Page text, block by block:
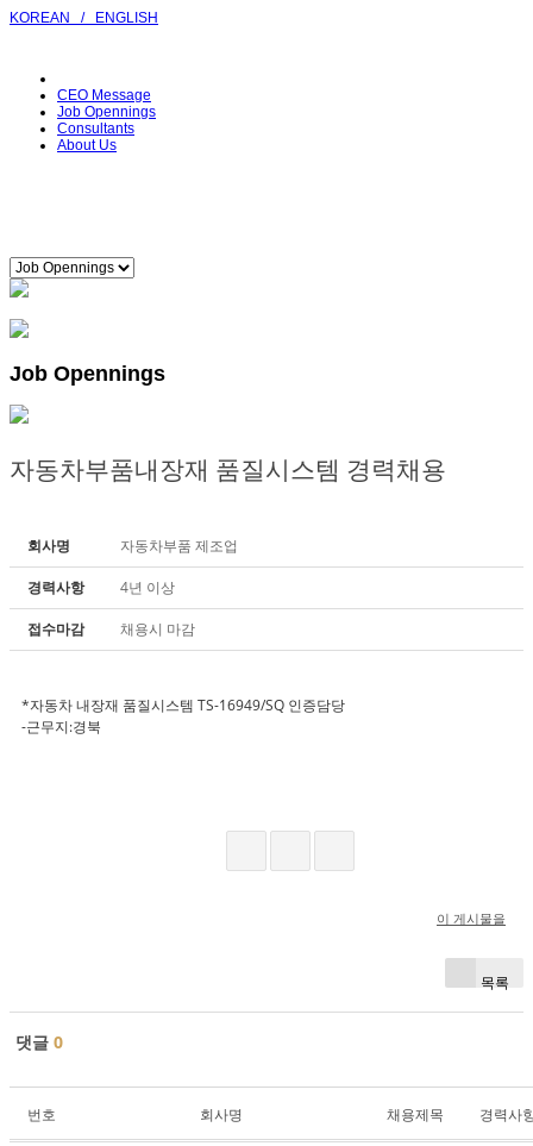
KOREAN / ENGLISH
CEO Message
Job Opennings
Consultants
About Us
Job Opennings
자동차부품내장재 품질시스템 경력채용
회사명 자동차부품 제조업
경력사항 4년 이상
접수마감 채용시 마감
*자동차 내장재 품질시스템 TS-16949/SQ 인증담당
-근무지:경북
이 게시물을
목록
댓글 0
번호 회사명 채용제목 경력사